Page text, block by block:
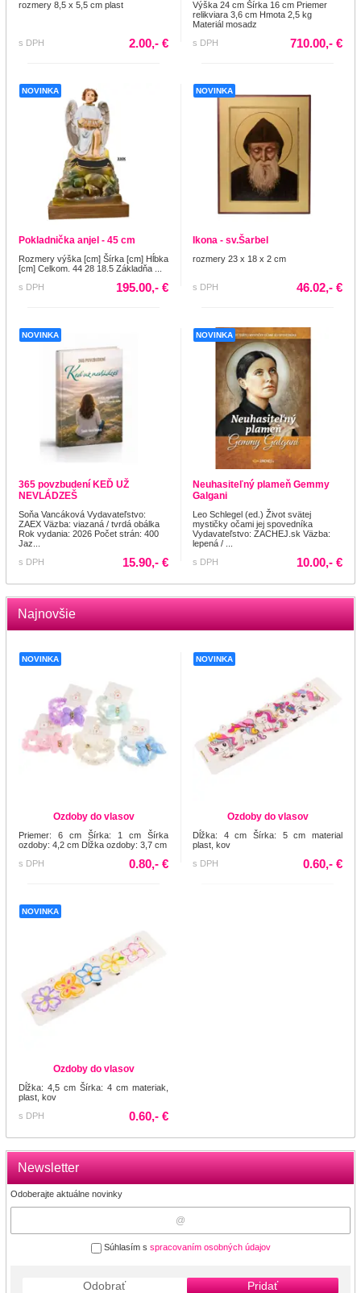
Newsletter
Odoberajte aktuálne novinky
Súhlasím s spracovaním osobných údajov
Odobrať Pridať
rozmery 8,5 x 5,5 cm plast
s DPH 2.00,- €
Výška 24 cm Šírka 16 cm Priemer
relikviara 3,6 cm Hmota 2,5 kg
Materiál mosadz
s DPH
710.00,- €
NOVINKA
Pokladnička anjel - 45 cm
Rozmery výška [cm] Šírka [cm] Hĺbka
[cm] Celkom. 44 28 18.5 Základňa ...
s DPH
195.00,- €
NOVINKA
Ikona - sv.Šarbel
rozmery 23 x 18 x 2 cm
s DPH 46.02,- €
NOVINKA
365 povzbudení KEĎ UŽ
NEVLÁDZEŠ
Soňa Vancáková Vydavateľstvo:
ZAEX Väzba: viazaná / tvrdá obálka
Rok vydania: 2026 Počet strán: 400
Jaz...
s DPH
15.90,- €
NOVINKA
Neuhasiteľný plameň Gemmy
Galgani
Leo Schlegel (ed.) Život svätej
mystičky očami jej spovedníka
Vydavateľstvo: ZACHEJ.sk Väzba:
lepená / ...
s DPH
10.00,- €
Najnovšie
NOVINKA
Ozdoby do vlasov
Priemer: 6 cm Šírka: 1 cm Šírka
ozdoby: 4,2 cm Dĺžka ozdoby: 3,7 cm
s DPH
0.80,- €
NOVINKA
Ozdoby do vlasov
Dĺžka: 4 cm Šírka: 5 cm material
plast, kov
s DPH
0.60,- €
NOVINKA
Ozdoby do vlasov
Dĺžka: 4,5 cm Šírka: 4 cm materiak,
plast, kov
s DPH
0.60,- €